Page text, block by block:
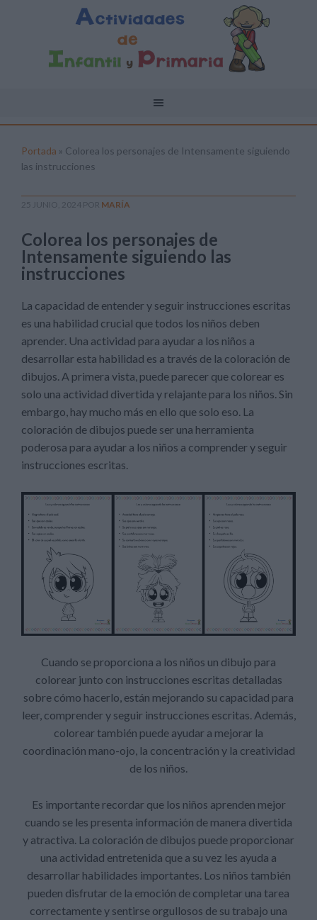
Portada » Colorea los personajes de Intensamente siguiendo
las instrucciones
25 JUNIO, 2024 POR MARÍA
Colorea los personajes de
Intensamente siguiendo las
instrucciones
La capacidad de entender y seguir instrucciones escritas
es una habilidad crucial que todos los niños deben
aprender. Una actividad para ayudar a los niños a
desarrollar esta habilidad es a través de la coloración de
dibujos. A primera vista, puede parecer que colorear es
solo una actividad divertida y relajante para los niños. Sin
embargo, hay mucho más en ello que solo eso. La
coloración de dibujos puede ser una herramienta
poderosa para ayudar a los niños a comprender y seguir
instrucciones escritas.
Cuando se proporciona a los niños un dibujo para
colorear junto con instrucciones escritas detalladas
sobre cómo hacerlo, están mejorando su capacidad para
leer, comprender y seguir instrucciones escritas. Además,
colorear también puede ayudar a mejorar la
coordinación mano-ojo, la concentración y la creatividad
de los niños.
Es importante recordar que los niños aprenden mejor
cuando se les presenta información de manera divertida
y atractiva. La coloración de dibujos puede proporcionar
una actividad entretenida que a su vez les ayuda a
desarrollar habilidades importantes. Los niños también
pueden disfrutar de la emoción de completar una tarea
correctamente y sentirse orgullosos de su trabajo una